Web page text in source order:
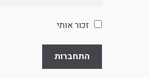
זכור אותי
התחברות